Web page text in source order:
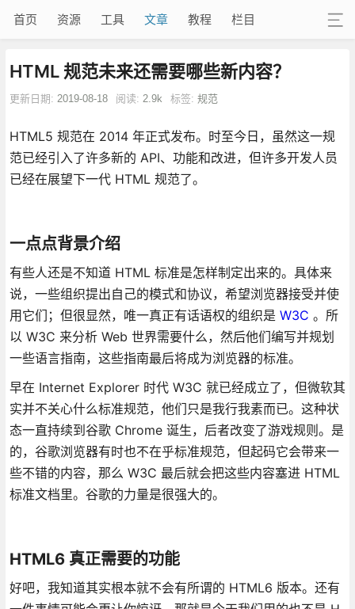
首页 资源 工具 文章 教程 栏目
HTML 规范未来还需要哪些新内容？
更新日期: 2019-08-18 阅读: 2.9k 标签: 规范
HTML5 规范在 2014 年正式发布。时至今日，虽然这一规
范已经引入了许多新的 API、功能和改进，但许多开发人员
已经在展望下一代 HTML 规范了。
一点点背景介绍
有些人还是不知道 HTML 标准是怎样制定出来的。具体来
说，一些组织提出自己的模式和协议，希望浏览器接受并使
用它们；但很显然，唯一真正有话语权的组织是 W3C 。所
以 W3C 来分析 Web 世界需要什么，然后他们编写并规划
一些语言指南，这些指南最后将成为浏览器的标准。
早在 Internet Explorer 时代 W3C 就已经成立了，但微软其
实并不关心什么标准规范，他们只是我行我素而已。这种状
态一直持续到谷歌 Chrome 诞生，后者改变了游戏规则。是
的，谷歌浏览器有时也不在乎标准规范，但起码它会带来一
些不错的内容，那么 W3C 最后就会把这些内容塞进 HTML
标准文档里。谷歌的力量是很强大的。
HTML6 真正需要的功能
好吧，我知道其实根本就不会有所谓的 HTML6 版本。还有